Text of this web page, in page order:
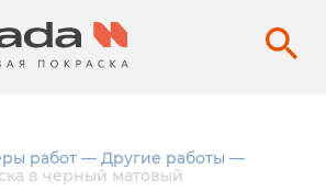
работ — Другие работы —
в черный матовый